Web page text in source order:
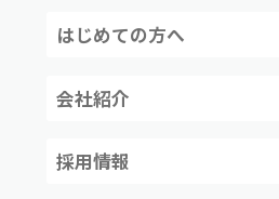
はじめての方へ
会社紹介
採用情報